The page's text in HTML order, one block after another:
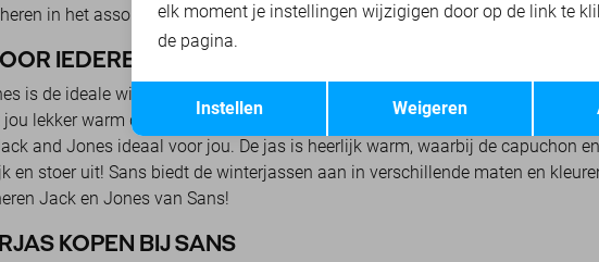
in het assortiment. Kijk snel verder op deze pagina voor het complete
IEDERE MAN
is de ideale winterjas voor de moderne man. Bij Sans heb jij de keuze uit
lekker warm door de waterdichte stof en met de jas trotseer jij de
and Jones ideaal voor jou. De jas is heerlijk warm, waarbij de capuchon
en stoer uit! Sans biedt de winterjassen aan in verschillende maten en
Jack en Jones van Sans!
KOPEN BIJ SANS
Terug
elk moment je instellingen wijzigigen door op de link te
de pagina.
Weigeren
Instellen